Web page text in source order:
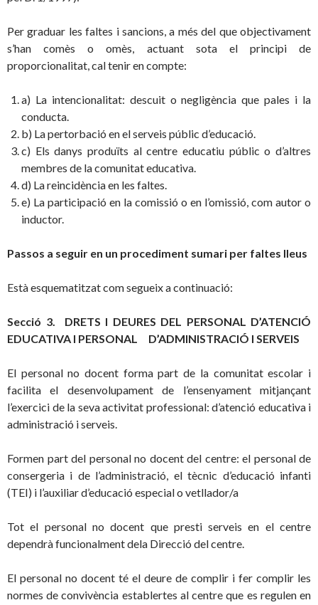
Per graduar les faltes i sancions, a més del que objectivament
s’han comès o omès, actuant sota el principi de
proporcionalitat, cal tenir en compte:
a) La intencionalitat: descuit o negligència que pales i la
conducta.
b) La pertorbació en el serveis públic d’educació.
c) Els danys produïts al centre educatiu públic o d’altres
membres de la comunitat educativa.
d) La reincidència en les faltes.
e) La participació en la comissió o en l’omissió, com autor o
inductor.
Passos a seguir en un procediment sumari per faltes lleus
Està esquematitzat com segueix a continuació:
Secció 3.
DRETS I DEURES DEL PERSONAL D’ATENCIÓ
EDUCATIVA I PERSONAL D’ADMINISTRACIÓ I SERVEIS
El personal no docent forma part de la comunitat escolar i
facilita el desenvolupament de l’ensenyament mitjançant
l’exercici de la seva activitat professional: d’atenció educativa i
administració i serveis.
Formen part del personal no docent del centre: el personal de
consergeria i de l’administració, el tècnic d’educació infanti
(TEI) i l’auxiliar d’educació especial o vetllador/a
Tot el personal no docent que presti serveis en el centre
dependrà funcionalment dela Direcció del centre.
El personal no docent té el deure de complir i fer complir les
normes de convivència establertes al centre que es regulen en